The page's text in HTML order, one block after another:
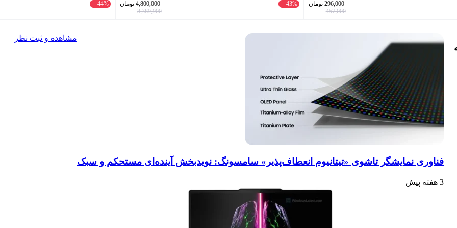
296,000 تومان
457,000
43%
4,800,000 تومان
8,389,900
44%
فناوری نمایشگر تاشوی «تیتانیوم انعطاف‌پذیر» سامسونگ: نویدبخش آینده‌ای مستحکم و سبک
3 هفته پیش
مشاهده و ثبت نظر